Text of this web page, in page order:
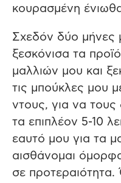
κουρασμένη
Σχεδόν δύο μήνες
ξεσκόνισα τα
μαλλιών μου και
τις μπούκλες μου
ντους, για να
τα επιπλέον 5-10
εαυτό μου για τα
αισθάνομαι
σε